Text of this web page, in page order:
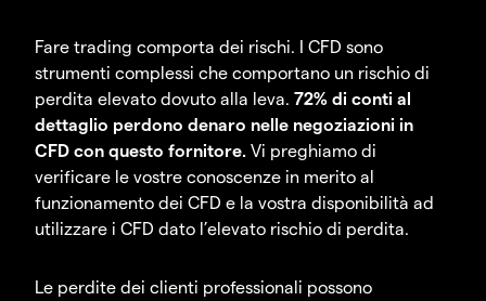
Fare trading comporta dei rischi. I CFD sono
strumenti complessi che comportano un rischio di
perdita elevato dovuto alla leva. 72% di conti al
dettaglio perdono denaro nelle negoziazioni in
CFD con questo fornitore. Vi preghiamo di
verificare le vostre conoscenze in merito al
funzionamento dei CFD e la vostra disponibilità ad
utilizzare i CFD dato l’elevato rischio di perdita.
Le perdite dei clienti professionali possono